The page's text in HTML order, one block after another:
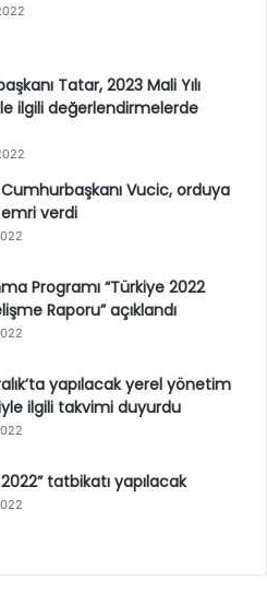
Tatar, 2023 Mali Yılı
ilgili değerlendirmelerde
Cumhurbaşkanı Vucic, orduya
emri verdi
Programı “Türkiye 2022
Raporu” açıklandı
yapılacak yerel yönetim
ilgili takvimi duyurdu
2022” tatbikatı yapılacak